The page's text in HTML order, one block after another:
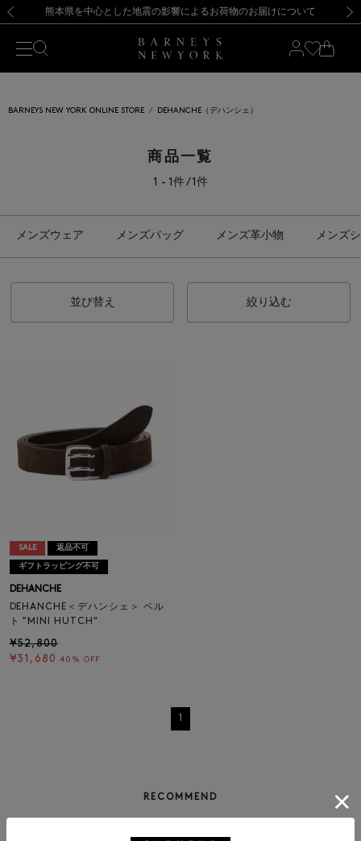
新規登録のお客様も対象！＜MY BARNEYS＞会員のお客様は11,000円（税込）以上のお買上げで常時送料無料！お買い物の際は会員登録を！
【夏季休業に伴う返品・交換承り一時停止のお知らせ】（2026.8.5）
熊本県を中心とした地震の影響によるお荷物のお届けについて
【開催中】SUMMER SALEのご案内・ご注意事項 新規登録のお客様も対象！＜MY BARNEYS＞会員のお客様は11,000円（税込）以上のお買上げで常時送料無料！お買い物の際は会員登録を！
【夏季休業に伴う返品・交換承り一時停止のお知らせ】（2026.8.5）
BARNEYS NEW YORK ONLINE STORE DEHANCHE（デハンシェ）
商品一覧
1 - 1件 / 1件
メンズウェア メンズバッグ メンズ革小物 メンズ
並び替え 絞り込む
SALE 返品不可
ギフトラッピング不可
DEHANCHE
DEHANCHE＜デハンシェ＞ ベル
ト "MINI HUTCH"
¥52,800
¥31,680 40% OFF
1
RECOMMEND